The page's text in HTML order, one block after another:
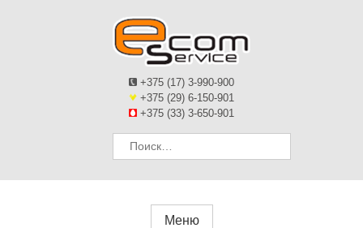
+375 (17) 3-990-900
+375 (29) 6-150-901
+375 (33) 3-650-901
Найти:
Меню